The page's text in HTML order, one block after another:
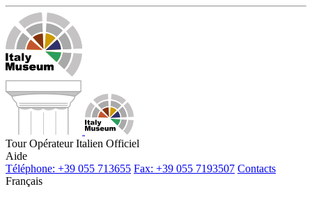
Tour Opérateur Italien Officiel
Aide
Téléphone: +39 055 713655 Fax: +39 055 7193507 Contacts
Français